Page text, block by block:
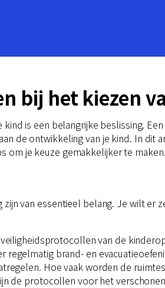
bij het kiezen
is een belangrijke beslissing.
de ontwikkeling van je kind. In
om je keuze gemakkelijker te maken.
van essentieel belang. Je wilt er
veiligheidsprotocollen van de
brand- en
Hoe vaak worden de
de protocollen voor het